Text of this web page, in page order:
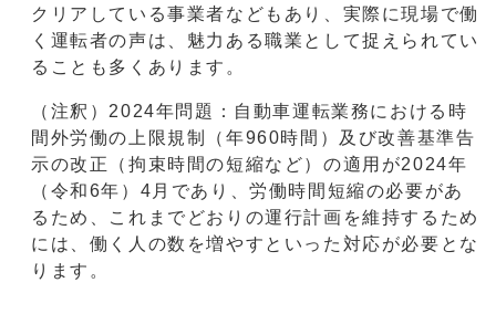
クリアしている事業者などもあり、実際に現場で働
く運転者の声は、魅力ある職業として捉えられてい
ることも多くあります。
（注釈）2024年問題：自動車運転業務における時
間外労働の上限規制（年960時間）及び改善基準告
示の改正（拘束時間の短縮など）の適用が2024年
（令和6年）4月であり、労働時間短縮の必要があ
るため、これまでどおりの運行計画を維持するため
には、働く人の数を増やすといった対応が必要とな
ります。